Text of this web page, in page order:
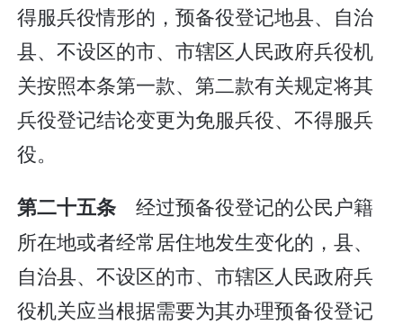
得服兵役情形的，预备役登记地县、自治
县、不设区的市、市辖区人民政府兵役机
关按照本条第一款、第二款有关规定将其
兵役登记结论变更为免服兵役、不得服兵
役。
第二十五条经过预备役登记的公民户籍
所在地或者经常居住地发生变化的，县、
自治县、不设区的市、市辖区人民政府兵
役机关应当根据需要为其办理预备役登记